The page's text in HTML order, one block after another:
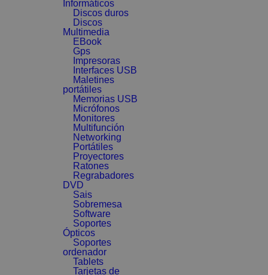
Informáticos
Discos duros
Discos
Multimedia
EBook
Gps
Impresoras
Interfaces USB
Maletines
portátiles
Memorias USB
Micrófonos
Monitores
Multifunción
Networking
Portátiles
Proyectores
Ratones
Regrabadores
DVD
Sais
Sobremesa
Software
Soportes
Ópticos
Soportes
ordenador
Tablets
Tarjetas de